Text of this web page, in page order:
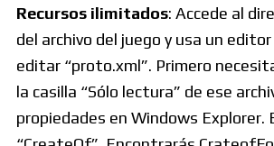
Recursos ilimitados: Accede al
del archivo del juego y usa un
editar “proto.xml”. Primero
la casilla “Sólo lectura” de ese
propiedades en Windows Explorer.